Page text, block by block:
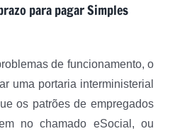
para pagar Simples
de funcionamento, o
uma portaria interministerial
os patrões de empregados
no chamado eSocial, ou